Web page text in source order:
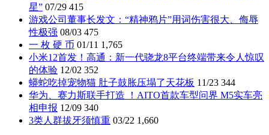
星” 07/29 415
游戏公司董事长发文：“精神鸦片”用词伤害很大、侮辱
性极强 08/03 475
一 枚 硬 币 01/11 1,765
小米12首发！高通：新一代骁龙8平台终端带来令人惊叹
的体验 12/02 352
蟒蛇吃掉宠物猫 肚子鼓胀压塌了天花板 11/23 344
华为、赛力斯联手打造 ！AITO首款车型问界 M5实车亮
相申报 12/09 340
3类人群拔牙须慎重 03/22 1,660